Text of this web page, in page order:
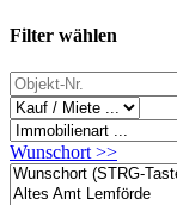
Filter wählen
Wunschort >>